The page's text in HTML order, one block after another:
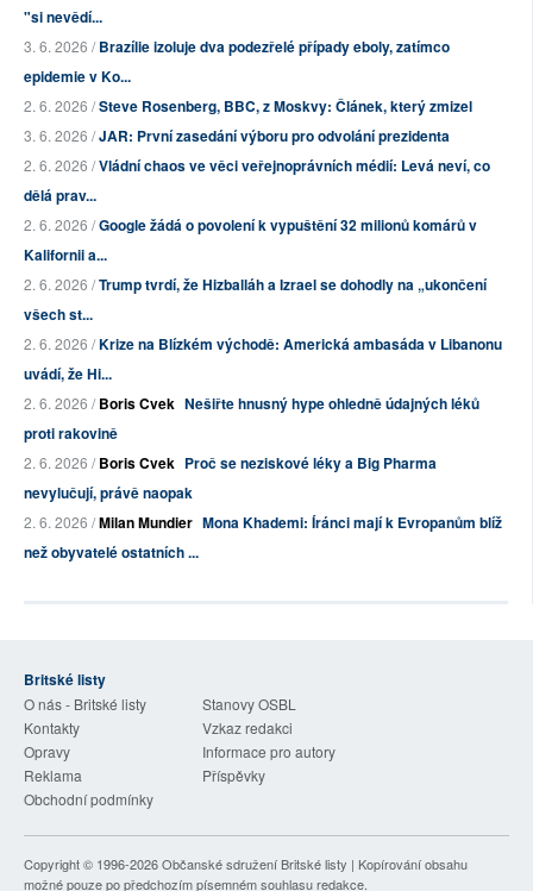
"si nevědí...
3. 6. 2026 /Brazílie izoluje dva podezřelé případy eboly, zatímco
epidemie v Ko...
2. 6. 2026 /Steve Rosenberg, BBC, z Moskvy: Článek, který zmizel
3. 6. 2026 /JAR: První zasedání výboru pro odvolání prezidenta
2. 6. 2026 /Vládní chaos ve věci veřejnoprávních médií: Levá neví, co
dělá prav...
2. 6. 2026 /Google žádá o povolení k vypuštění 32 milionů komárů v
Kalifornii a...
2. 6. 2026 /Trump tvrdí, že Hizballáh a Izrael se dohodly na „ukončení
všech st...
2. 6. 2026 /Krize na Blízkém východě: Americká ambasáda v Libanonu
uvádí, že Hi...
2. 6. 2026 /Boris Cvek Nešiřte hnusný hype ohledně údajných léků
proti rakovině
2. 6. 2026 /Boris Cvek Proč se neziskové léky a Big Pharma
nevylučují, právě naopak
2. 6. 2026 /Milan Mundier Mona Khademi: Íránci mají k Evropanům blíž
než obyvatelé ostatních ...
Britské listy
O nás - Britské listy
Stanovy OSBL
Kontakty
Vzkaz redakci
Opravy
Informace pro autory
Reklama
Příspěvky
Obchodní podmínky
Copyright © 1996-2026Občanské sdružení Britské listy | Kopírování obsahu
možné pouze po předchozím písemném souhlasu redakce.